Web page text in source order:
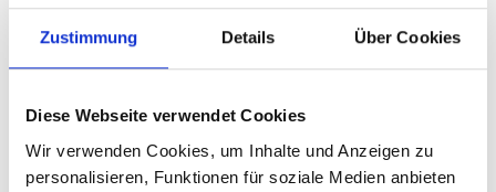
Zustimmung Details Über Cookies
Diese Webseite verwendet Cookies
Wir verwenden Cookies, um Inhalte und Anzeigen zu
personalisieren, Funktionen für soziale Medien anbieten
eigene Erwartungen, und unsere
Schulung ist so konzipiert, dass sie dir
deiner individuellen Vorlage zeigt,
anstatt eine Einheitslösung zu bieten.